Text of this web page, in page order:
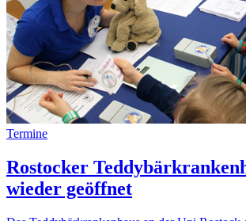
Termine
Rostocker
wieder geöffnet